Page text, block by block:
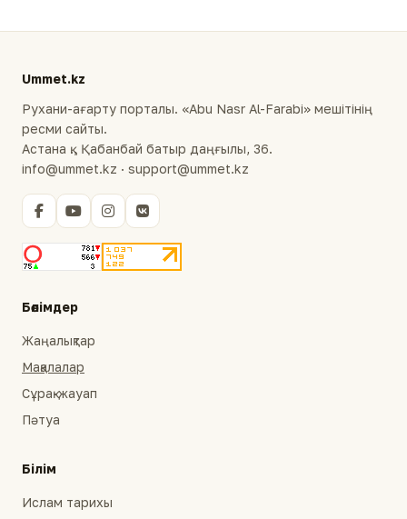
Ummet.kz
Рухани-ағарту порталы. «Abu Nasr Al-Farabi» мешітінің
ресми сайты.
Астана қ., Қабанбай батыр даңғылы, 36.
info@ummet.kz · support@ummet.kz
Бөлімдер
Жаңалықтар
Мақалалар
Сұрақ-жауап
Пәтуа
Білім
Ислам тарихы